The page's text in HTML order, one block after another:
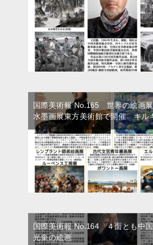
国際美術報 No.165 世界の絵画
水墨画展東方美術館で開催 キル
国際美術報 No.164 ４面とも中
光奎の絵画